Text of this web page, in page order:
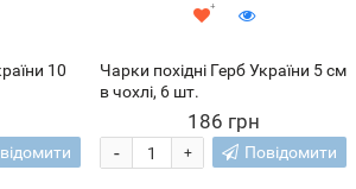
10
Чарки похідні Герб України 5 см
в чохлі, 6 шт.
186 грн
+
- Повідомити